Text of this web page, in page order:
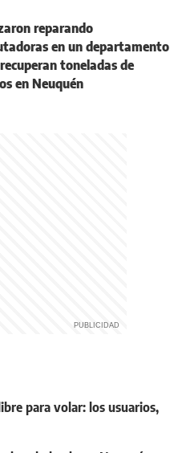
reparando
en un departamento
toneladas de
en Neuquén
para volar: los usuarios,